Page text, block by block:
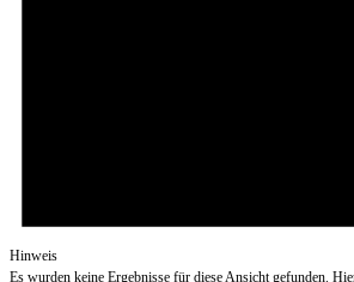
Hinweis
Es wurden keine Ergebnisse für diese Ansicht gefunden.